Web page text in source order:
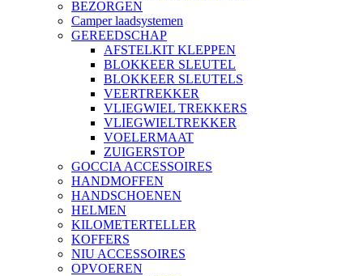
BEZORGEN
Camper laadsystemen
GEREEDSCHAP
AFSTELKIT KLEPPEN
BLOKKEER SLEUTEL
BLOKKEER SLEUTELS
VEERTREKKER
VLIEGWIEL TREKKERS
VLIEGWIELTREKKER
VOELERMAAT
ZUIGERSTOP
GOCCIA ACCESSOIRES
HANDMOFFEN
HANDSCHOENEN
HELMEN
KILOMETERTELLER
KOFFERS
NIU ACCESSOIRES
OPVOEREN